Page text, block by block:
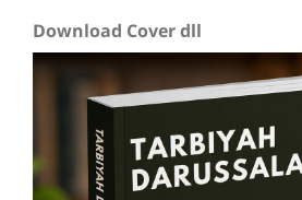
Download Cover dll